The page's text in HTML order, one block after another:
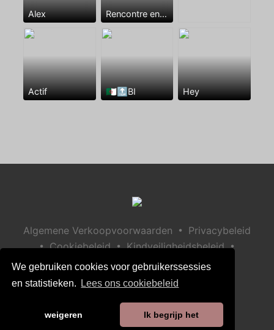
We gebruiken cookies voor gebruikerssessies
en statistieken.
Lees ons cookiebeleid
weigeren Ik begrijp het
Alex Rencontre entre mecs
Actif 🇩🇿🔝BI Hey
Algemene Verkoopvoorwaarden • Privacybeleid
• Cookiebeleid • Kindveiligheidsbeleid •
Help / Contact